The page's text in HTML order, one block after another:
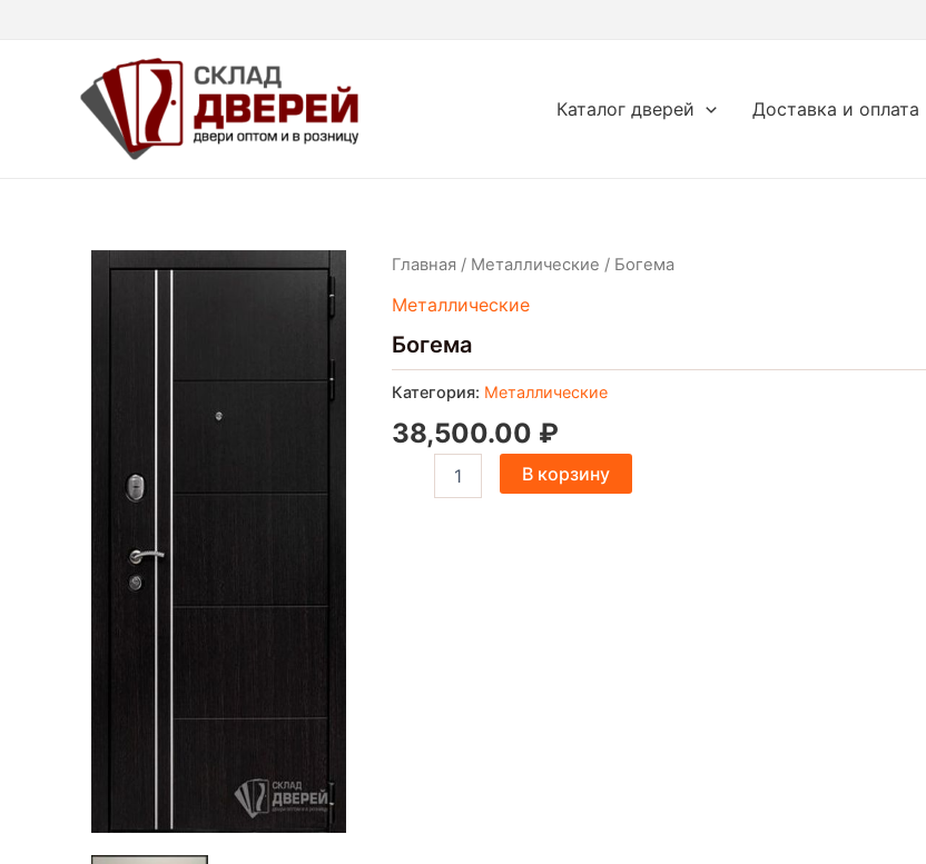
содержимому
Каталог дверей Доставка и оплата
Главная / Металлические / Богема
Металлические
Богема
Категория: Металлические
38,500.00 ₽
Количество
Богема
В корзину